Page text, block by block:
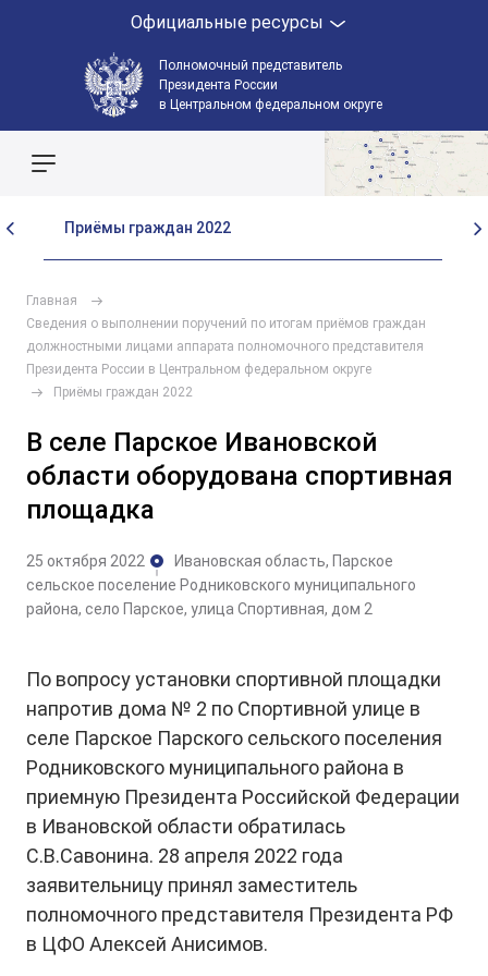
Полномочный представитель
Президента России
в Центральном федеральном округе
Официальные ресурсы
Приёмы граждан 2022
Главная
Сведения о выполнении поручений по итогам приёмов граждан
должностными лицами аппарата полномочного представителя
Президента России в Центральном федеральном округе
Приёмы граждан 2022
В селе Парское Ивановской
области оборудована спортивная
площадка
25 октября 2022
Ивановская область, Парское
сельское поселение Родниковского муниципального
района, село Парское, улица Спортивная, дом 2
По вопросу установки спортивной площадки
напротив дома № 2 по Спортивной улице в
селе Парское Парского сельского поселения
Родниковского муниципального района в
приемную Президента Российской Федерации
в Ивановской области обратилась
С.В.Савонина. 28 апреля 2022 года
заявительницу принял заместитель
полномочного представителя Президента РФ
в ЦФО Алексей Анисимов.